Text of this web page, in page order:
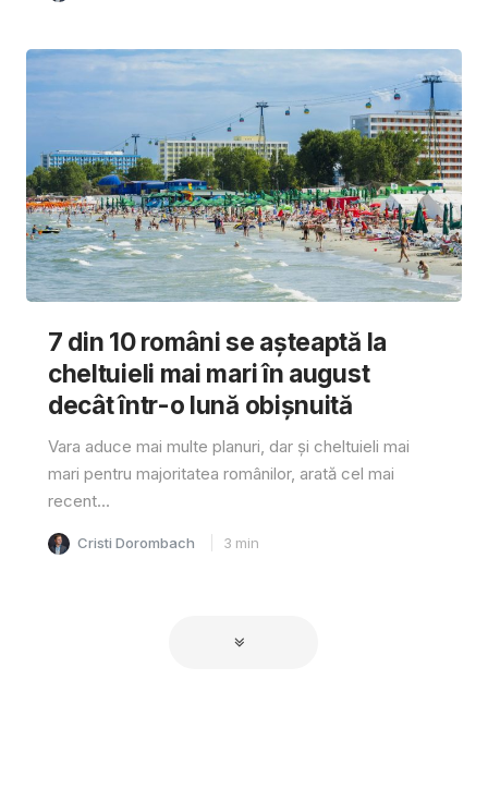
7 din 10 români se așteaptă la
cheltuieli mai mari în august
decât într-o lună obișnuită
Vara aduce mai multe planuri, dar și cheltuieli mai
mari pentru majoritatea românilor, arată cel mai
recent...
Cristi Dorombach 3 min